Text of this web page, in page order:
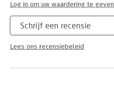
Schrijf een recensie
Lees ons recensiebeleid
Log in om uw waardering te geven